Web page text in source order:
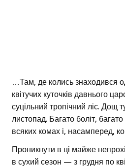
…Там, де колись знаходився
квітучих куточків давнього
суцільний тропічний ліс. Дощ
листопад. Багато боліт,
всяких комах і, насамперед,
Проникнути в ці майже
в сухий сезон — з грудня по